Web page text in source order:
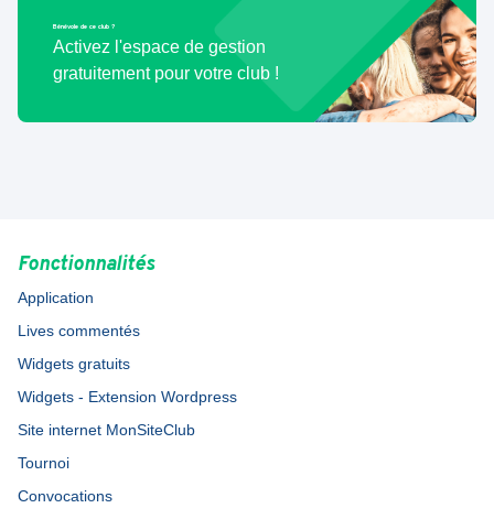
Bénévole de ce club ?
Activez l'espace de gestion
gratuitement pour votre club !
Fonctionnalités
Application
Lives commentés
Widgets gratuits
Widgets - Extension Wordpress
Site internet MonSiteClub
Tournoi
Convocations